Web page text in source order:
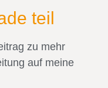
teil
zu mehr
auf meine